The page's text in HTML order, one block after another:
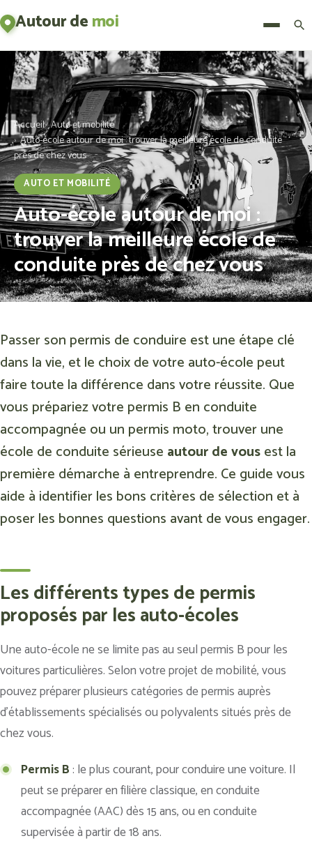
Autour demoi Menu
Accueil Auto et mobilité
Auto-école autour de moi : trouver la meilleure école de conduite
près de chez vous
AUTO ET MOBILITÉ
Auto-école autour de moi :
trouver la meilleure école de
conduite près de chez vous
Passer son permis de conduire est une étape clé
dans la vie, et le choix de votre auto-école peut
faire toute la différence dans votre réussite. Que
vous prépariez votre permis B en conduite
accompagnée ou un permis moto, trouver une
école de conduite sérieuse autour de vousest la
première démarche à entreprendre. Ce guide vous
aide à identifier les bons critères de sélection et à
poser les bonnes questions avant de vous engager.
Les différents types de permis
proposés par les auto-écoles
Une auto-école ne se limite pas au seul permis B pour les
voitures particulières. Selon votre projet de mobilité, vous
pouvez préparer plusieurs catégories de permis auprès
d’établissements spécialisés ou polyvalents situés près de
chez vous.
Permis B : le plus courant, pour conduire une voiture. Il
peut se préparer en filière classique, en conduite
accompagnée (AAC) dès 15 ans, ou en conduite
supervisée à partir de 18 ans.